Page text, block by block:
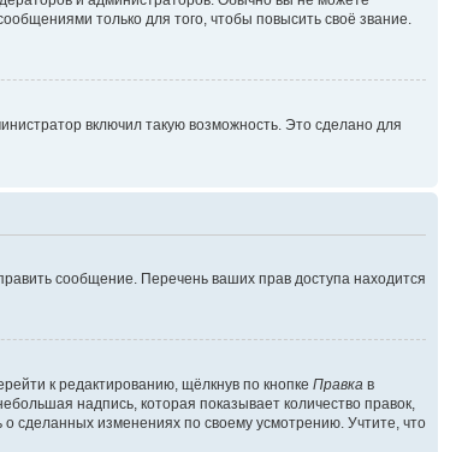
только для того, чтобы повысить своё звание.
включил такую возможность. Это сделано для
сообщение. Перечень ваших прав доступа находится
к редактированию, щёлкнув по кнопке Правка в
надпись, которая показывает количество правок,
сделанных изменениях по своему усмотрению. Учтите, что